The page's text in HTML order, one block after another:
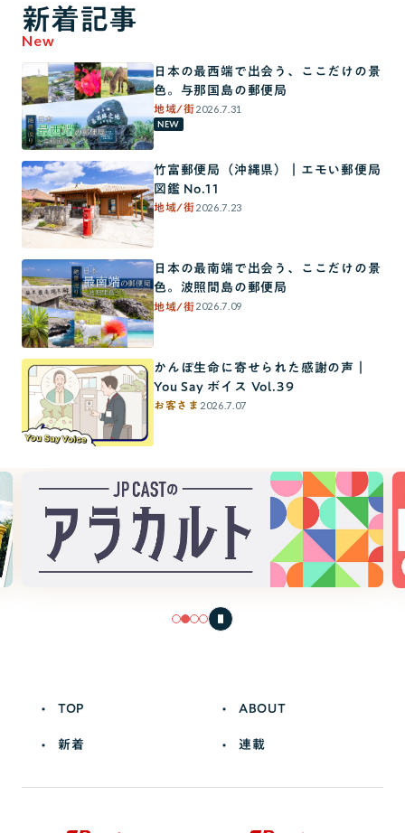
新着記事
New
日本の最西端で出会う、ここだけの景
色。与那国島の郵便局
地域/街2026.7.31
NEW
竹富郵便局（沖縄県）｜エモい郵便局
図鑑 No.11
地域/街2026.7.23
日本の最南端で出会う、ここだけの景
色。波照間島の郵便局
地域/街2026.7.09
かんぽ生命に寄せられた感謝の声｜
You Say ボイス Vol.39
お客さま 2026.7.07
TOP ABOUT
新着 連載